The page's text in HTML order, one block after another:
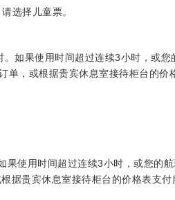
选择儿童票。
如果使用时间超过连续3小时，或您
，或根据贵宾休息室接待柜台的价
使用时间超过连续3小时，或您的
据贵宾休息室接待柜台的价格表支付